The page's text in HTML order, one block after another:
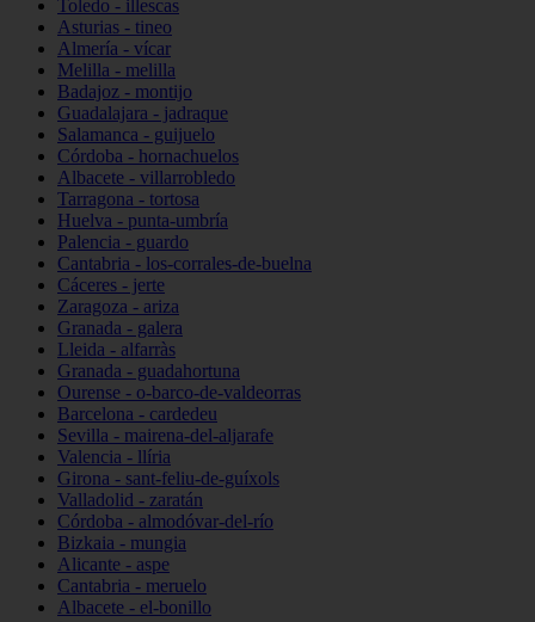
Toledo - illescas
Asturias - tineo
Almería - vícar
Melilla - melilla
Badajoz - montijo
Guadalajara - jadraque
Salamanca - guijuelo
Córdoba - hornachuelos
Albacete - villarrobledo
Tarragona - tortosa
Huelva - punta-umbría
Palencia - guardo
Cantabria - los-corrales-de-buelna
Cáceres - jerte
Zaragoza - ariza
Granada - galera
Lleida - alfarràs
Granada - guadahortuna
Ourense - o-barco-de-valdeorras
Barcelona - cardedeu
Sevilla - mairena-del-aljarafe
Valencia - llíria
Girona - sant-feliu-de-guíxols
Valladolid - zaratán
Córdoba - almodóvar-del-río
Bizkaia - mungia
Alicante - aspe
Cantabria - meruelo
Albacete - el-bonillo